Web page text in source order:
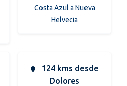
Costa Azul a Nueva
Helvecia
124 kms desde
Dolores